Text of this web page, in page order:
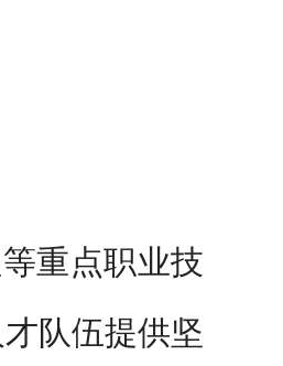
重点职业技
队伍提供坚